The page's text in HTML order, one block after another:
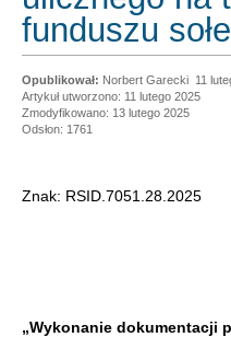
funduszu
Norbert Garecki 11
Artykuł utworzono: 11 lutego 2025
Zmodyfikowano: 13 lutego 2025
Odsłon: 1761
Znak: RSID.7051.28.2025
„Wykonanie dokumentacji